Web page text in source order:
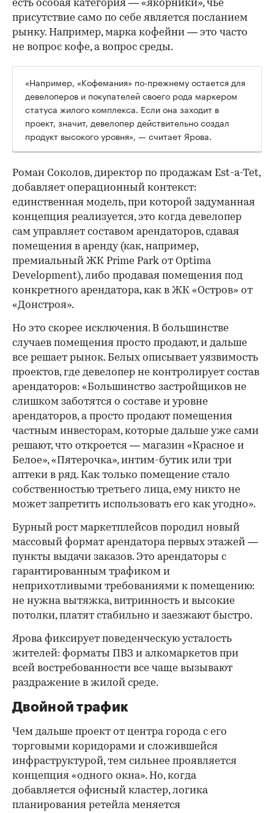
есть особая категория — «якорники», чье
присутствие само по себе является посланием
рынку. Например, марка кофейни — это часто
не вопрос кофе, а вопрос среды.
«Например, «Кофемания» по-прежнему остается для
девелоперов и покупателей своего рода маркером
статуса жилого комплекса. Если она заходит в
проект, значит, девелопер действительно создал
продукт высокого уровня», — считает Ярова.
Роман Соколов, директор по продажам Est-a-Tet,
добавляет операционный контекст:
единственная модель, при которой задуманная
концепция реализуется, это когда девелопер
сам управляет составом арендаторов, сдавая
помещения в аренду (как, например,
премиальный ЖК Prime Park от Optima
Development), либо продавая помещения под
конкретного арендатора, как в ЖК «Остров» от
«Донстроя».
Но это скорее исключения. В большинстве
случаев помещения просто продают, и дальше
все решает рынок. Белых описывает уязвимость
проектов, где девелопер не контролирует состав
арендаторов: «Большинство застройщиков не
слишком заботятся о составе и уровне
арендаторов, а просто продают помещения
частным инвесторам, которые дальше уже сами
решают, что откроется — магазин «Красное и
Белое», «Пятерочка», интим-бутик или три
аптеки в ряд. Как только помещение стало
собственностью третьего лица, ему никто не
может запретить использовать его как угодно».
Бурный рост маркетплейсов породил новый
массовый формат арендатора первых этажей —
пункты выдачи заказов. Это арендаторы с
гарантированным трафиком и
неприхотливыми требованиями к помещению:
не нужна вытяжка, витринность и высокие
потолки, платят стабильно и заезжают быстро.
Ярова фиксирует поведенческую усталость
жителей: форматы ПВЗ и алкомаркетов при
всей востребованности все чаще вызывают
раздражение в жилой среде.
Двойной трафик
Чем дальше проект от центра города с его
торговыми коридорами и сложившейся
инфраструктурой, тем сильнее проявляется
концепция «одного окна». Но, когда
добавляется офисный кластер, логика
планирования ретейла меняется